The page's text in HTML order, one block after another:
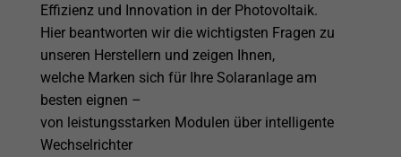
Effizienz und Innovation in der Photovoltaik.
Hier beantworten wir die wichtigsten Fragen zu
unseren Herstellern und zeigen Ihnen,
welche Marken sich für Ihre Solaranlage am
besten eignen –
von leistungsstarken Modulen über intelligente
Wechselrichter